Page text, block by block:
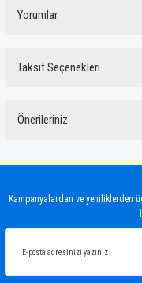
Yorumlar
Taksit Seçenekleri
Önerileriniz
Ürün açıklamasında eksik
Kampanyalardan ve yeniliklerden